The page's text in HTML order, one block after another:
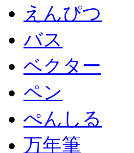
えんぴつ
バス
ベクター
ペン
ぺんしる
万年筆